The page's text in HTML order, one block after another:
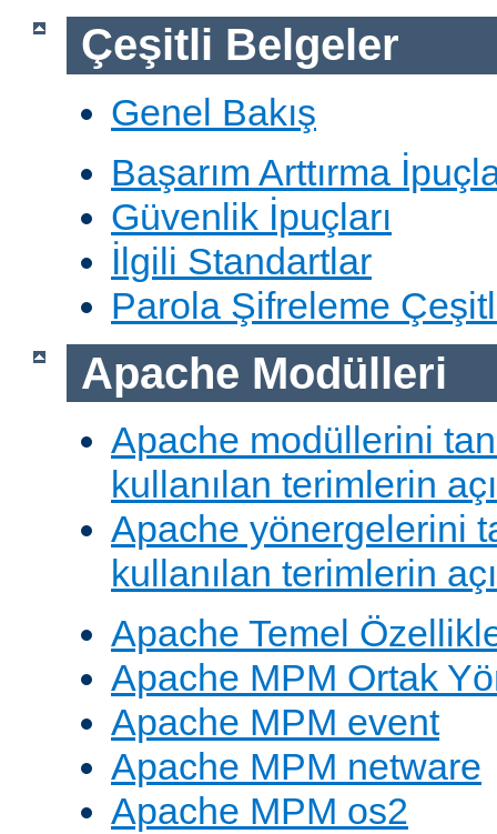
Çeşitli Belgeler
Genel Bakış
Başarım Arttırma
Güvenlik İpuçları
İlgili Standartlar
Parola Şifreleme
Apache Modülleri
Apache modüllerini
kullanılan terimlerin
Apache yönergelerini
kullanılan terimlerin
Apache Temel
Apache MPM Ortak
Apache MPM event
Apache MPM netware
Apache MPM os2